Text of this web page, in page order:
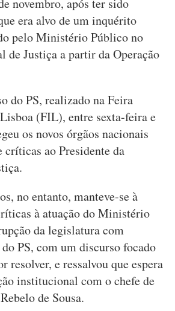
novembro, após ter sido
era alvo de um inquérito
pelo Ministério Público no
de Justiça a partir da Operação
do PS, realizado na Feira
(FIL), entre sexta-feira e
os novos órgãos nacionais
críticas ao Presidente da
no entanto, manteve-se à
à atuação do Ministério
da legislatura com
PS, com um discurso focado
resolver, e ressalvou que espera
institucional com o chefe de
de Sousa.